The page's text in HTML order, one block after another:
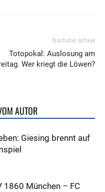
Nächster Artikel
Totopokal: Auslosung am
Wer kriegt die Löwen?
AUTOR
Giesing brennt auf
1860 München – FC